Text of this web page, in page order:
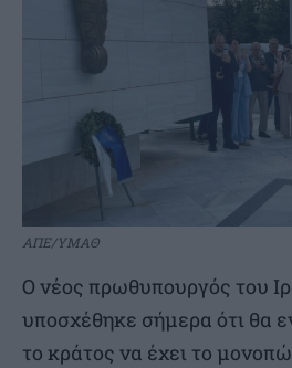
ΑΠΕ/ΥΜΑΘ
Ο νέος πρωθυπουργός του
υποσχέθηκε σήμερα ότι θα
το κράτος να έχει το